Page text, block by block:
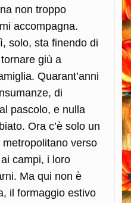
non troppo
accompagna.
solo, sta finendo di
giù a
Quarant’anni
di
pascolo, e nulla
Ora c’è solo un
verso
campi, i loro
Ma qui non è
il formaggio estivo